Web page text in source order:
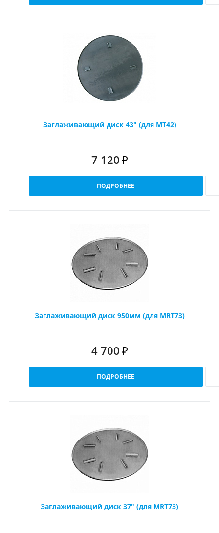
Заглаживающий диск 43" (для MT42)
7 120 ₽
ПОДРОБНЕЕ
Заглаживающий диск 950мм (для MRT73)
4 700 ₽
ПОДРОБНЕЕ
Заглаживающий диск 37" (для MRT73)